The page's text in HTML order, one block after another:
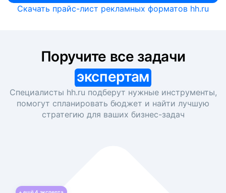
Скачать прайс-лист рекламных форматов hh.ru
экспертам
Специалисты hh.ru подберут нужные инструменты,
помогут спланировать бюджет и найти лучшую
стратегию для ваших бизнес-задач